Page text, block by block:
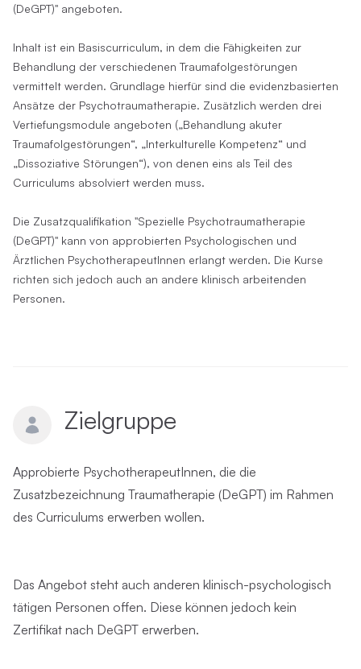
(DeGPT)" angeboten.
Inhalt ist ein Basiscurriculum, in dem die Fähigkeiten zur
Behandlung der verschiedenen Traumafolgestörungen
vermittelt werden. Grundlage hierfür sind die evidenzbasierten
Ansätze der Psychotraumatherapie. Zusätzlich werden drei
Vertiefungsmodule angeboten („Behandlung akuter
Traumafolgestörungen“, „Interkulturelle Kompetenz“ und
„Dissoziative Störungen“), von denen eins als Teil des
Curriculums absolviert werden muss.
Die Zusatzqualifikation "Spezielle Psychotraumatherapie
(DeGPT)" kann von approbierten Psychologischen und
Ärztlichen PsychotherapeutInnen erlangt werden. Die Kurse
richten sich jedoch auch an andere klinisch arbeitenden
Personen.
Zielgruppe
Approbierte PsychotherapeutInnen, die die
Zusatzbezeichnung Traumatherapie (DeGPT) im Rahmen
des Curriculums erwerben wollen.
Das Angebot steht auch anderen klinisch-psychologisch
tätigen Personen offen. Diese können jedoch kein
Zertifikat nach DeGPT erwerben.